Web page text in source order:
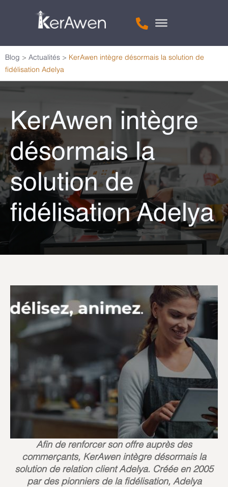
Blog > Actualités > KerAwen intègre désormais la solution de
fidélisation Adelya
KerAwen intègre
désormais la
solution de
fidélisation Adelya
Afin de renforcer son offre auprès des
commerçants, KerAwen intègre désormais la
solution de relation client Adelya. Créée en 2005
par des pionniers de la fidélisation, Adelya